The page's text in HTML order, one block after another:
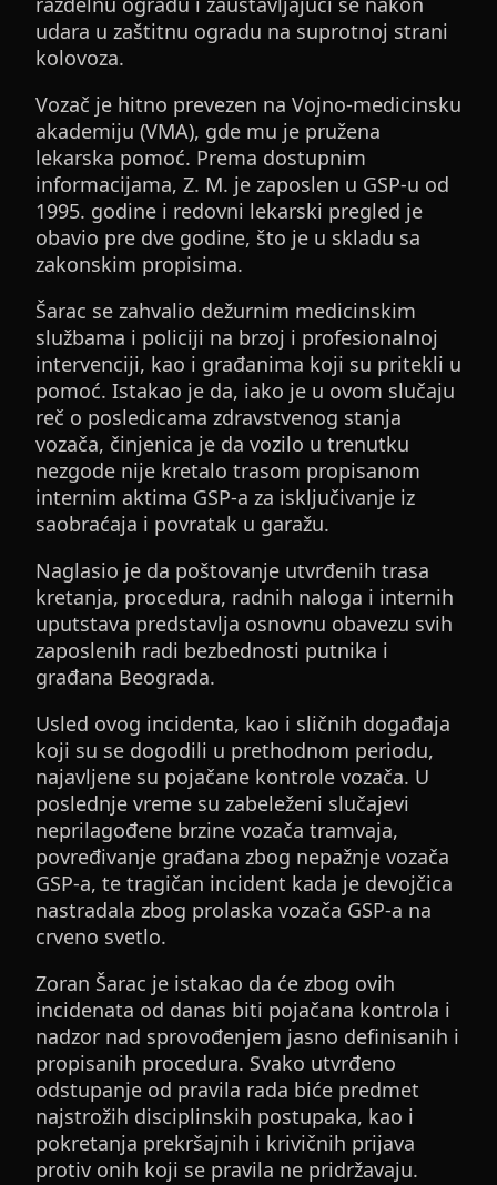
udara u zaštitnu ogradu na suprotnoj strani
kolovoza.
Vozač je hitno prevezen na Vojno-medicinsku
akademiju (VMA), gde mu je pružena
lekarska pomoć. Prema dostupnim
informacijama, Z. M. je zaposlen u GSP-u od
1995. godine i redovni lekarski pregled je
obavio pre dve godine, što je u skladu sa
zakonskim propisima.
Šarac se zahvalio dežurnim medicinskim
službama i policiji na brzoj i profesionalnoj
intervenciji, kao i građanima koji su pritekli u
pomoć. Istakao je da, iako je u ovom slučaju
reč o posledicama zdravstvenog stanja
vozača, činjenica je da vozilo u trenutku
nezgode nije kretalo trasom propisanom
internim aktima GSP-a za isključivanje iz
saobraćaja i povratak u garažu.
Naglasio je da poštovanje utvrđenih trasa
kretanja, procedura, radnih naloga i internih
uputstava predstavlja osnovnu obavezu svih
zaposlenih radi bezbednosti putnika i
građana Beograda.
Usled ovog incidenta, kao i sličnih događaja
koji su se dogodili u prethodnom periodu,
najavljene su pojačane kontrole vozača. U
poslednje vreme su zabeleženi slučajevi
neprilagođene brzine vozača tramvaja,
povređivanje građana zbog nepažnje vozača
GSP-a, te tragičan incident kada je devojčica
nastradala zbog prolaska vozača GSP-a na
crveno svetlo.
Zoran Šarac je istakao da će zbog ovih
incidenata od danas biti pojačana kontrola i
nadzor nad sprovođenjem jasno definisanih i
propisanih procedura. Svako utvrđeno
odstupanje od pravila rada biće predmet
najstrožih disciplinskih postupaka, kao i
pokretanja prekršajnih i krivičnih prijava
protiv onih koji se pravila ne pridržavaju.